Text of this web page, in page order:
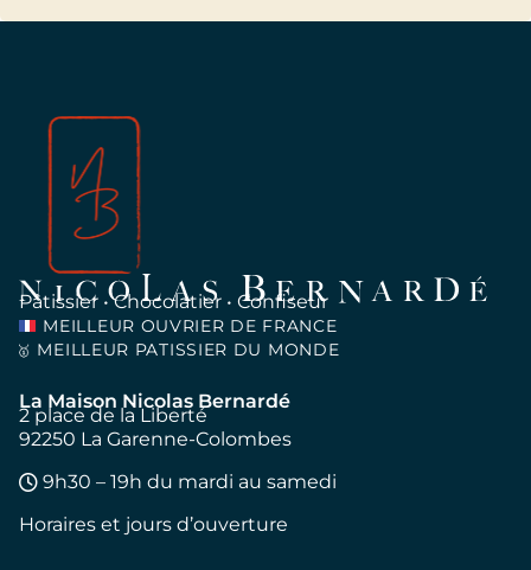
Pâtissier • Chocolatier • Confiseur
MEILLEUR OUVRIER DE FRANCE
🥇 MEILLEUR PATISSIER DU MONDE
La Maison Nicolas Bernardé
2 place de la Liberté
92250 La Garenne-Colombes
9h30 – 19h du mardi au samedi
Horaires et jours d’ouverture